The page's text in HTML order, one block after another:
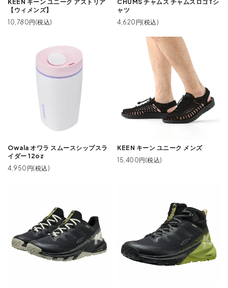
KEEN キーン ユニーク アストリア
【ウィメンズ】
10,780円(税込)
CHUMS チャムス チャムスロゴTシ
ャツ
4,620円(税込)
Owala オワラ スムースシップスラ
イダー 12oz
4,950円(税込)
KEEN キーン ユニーク メンズ
15,400円(税込)